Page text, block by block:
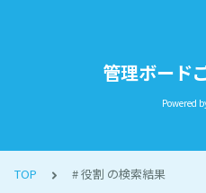
管理ボード
Powered
TOP # 役割 の検索結果